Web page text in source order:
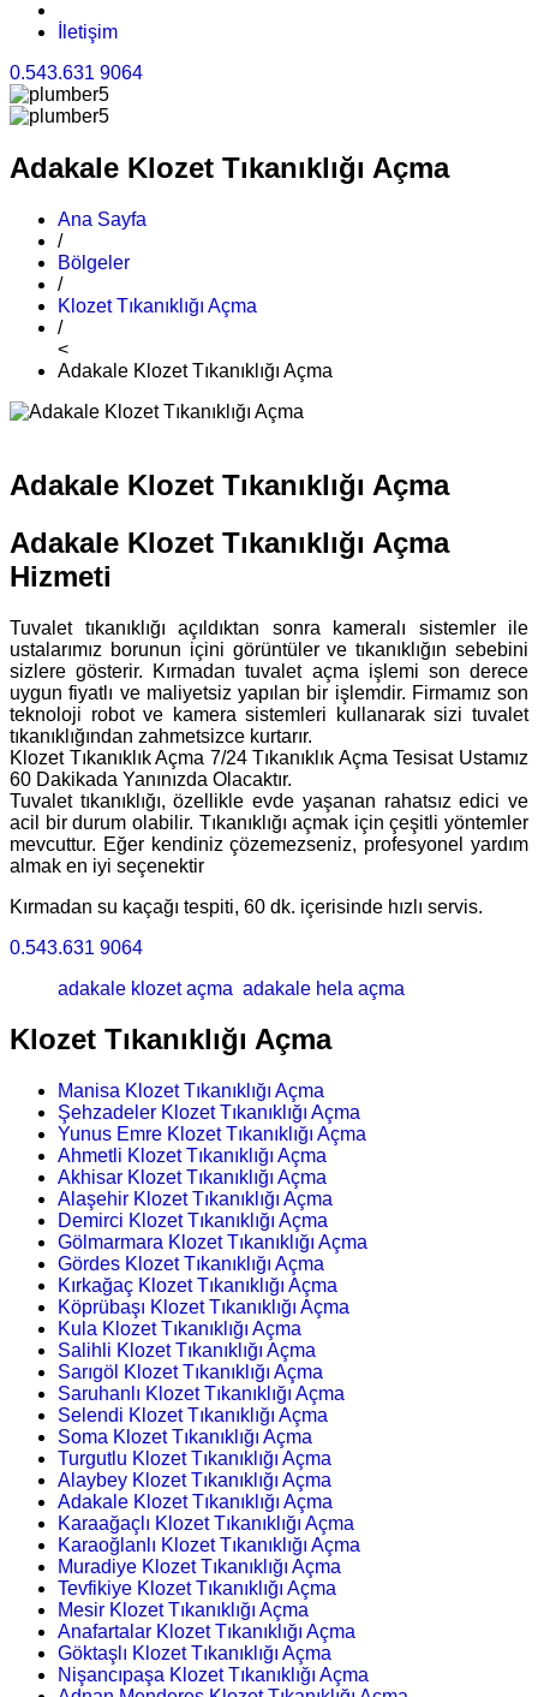
İletişim
0.543.631 9064
Adakale Klozet Tıkanıklığı Açma
Ana Sayfa
/
Bölgeler
/
Klozet Tıkanıklığı Açma
/
<
Adakale Klozet Tıkanıklığı Açma
Adakale Klozet Tıkanıklığı Açma
Adakale Klozet Tıkanıklığı Açma
Hizmeti
Tuvalet tıkanıklığı açıldıktan sonra kameralı sistemler ile
ustalarımız borunun içini görüntüler ve tıkanıklığın sebebini
sizlere gösterir. Kırmadan tuvalet açma işlemi son derece
uygun fiyatlı ve maliyetsiz yapılan bir işlemdir. Firmamız son
teknoloji robot ve kamera sistemleri kullanarak sizi tuvalet
tıkanıklığından zahmetsizce kurtarır.
Klozet Tıkanıklık Açma 7/24 Tıkanıklık Açma Tesisat Ustamız
60 Dakikada Yanınızda Olacaktır.
Tuvalet tıkanıklığı, özellikle evde yaşanan rahatsız edici ve
acil bir durum olabilir. Tıkanıklığı açmak için çeşitli yöntemler
mevcuttur. Eğer kendiniz çözemezseniz, profesyonel yardım
almak en iyi seçenektir
Kırmadan su kaçağı tespiti, 60 dk. içerisinde hızlı servis.
0.543.631 9064
adakale klozet açma adakale hela açma
Klozet Tıkanıklığı Açma
Manisa Klozet Tıkanıklığı Açma
Şehzadeler Klozet Tıkanıklığı Açma
Yunus Emre Klozet Tıkanıklığı Açma
Ahmetli Klozet Tıkanıklığı Açma
Akhisar Klozet Tıkanıklığı Açma
Alaşehir Klozet Tıkanıklığı Açma
Demirci Klozet Tıkanıklığı Açma
Gölmarmara Klozet Tıkanıklığı Açma
Gördes Klozet Tıkanıklığı Açma
Kırkağaç Klozet Tıkanıklığı Açma
Köprübaşı Klozet Tıkanıklığı Açma
Kula Klozet Tıkanıklığı Açma
Salihli Klozet Tıkanıklığı Açma
Sarıgöl Klozet Tıkanıklığı Açma
Saruhanlı Klozet Tıkanıklığı Açma
Selendi Klozet Tıkanıklığı Açma
Soma Klozet Tıkanıklığı Açma
Turgutlu Klozet Tıkanıklığı Açma
Alaybey Klozet Tıkanıklığı Açma
Adakale Klozet Tıkanıklığı Açma
Karaağaçlı Klozet Tıkanıklığı Açma
Karaoğlanlı Klozet Tıkanıklığı Açma
Muradiye Klozet Tıkanıklığı Açma
Tevfikiye Klozet Tıkanıklığı Açma
Mesir Klozet Tıkanıklığı Açma
Anafartalar Klozet Tıkanıklığı Açma
Göktaşlı Klozet Tıkanıklığı Açma
Nişancıpaşa Klozet Tıkanıklığı Açma